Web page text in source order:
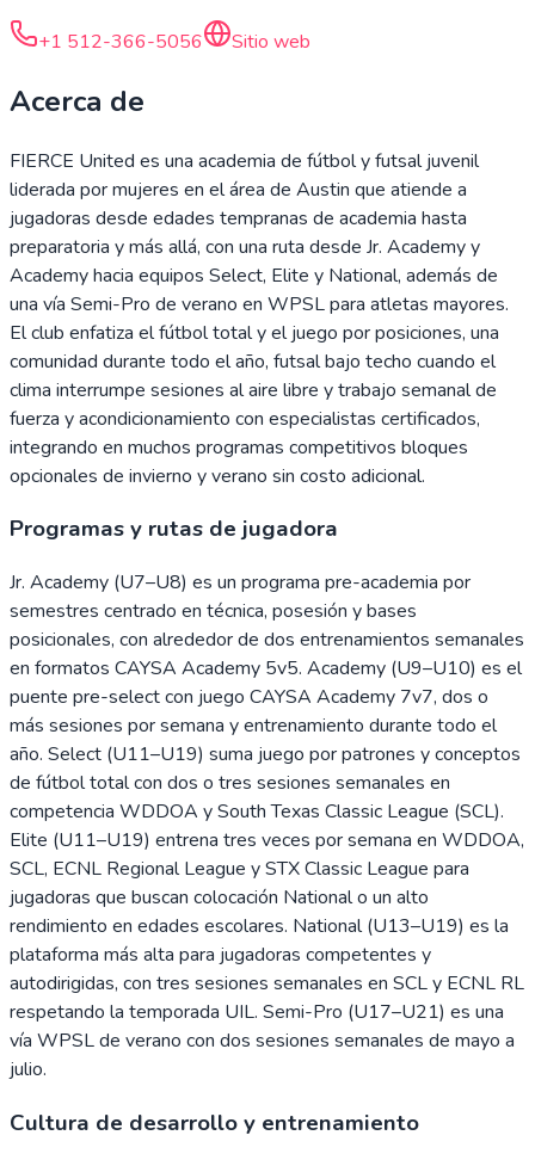
+1 512-366-5056 Sitio web
Acerca de
FIERCE United es una academia de fútbol y futsal juvenil
liderada por mujeres en el área de Austin que atiende a
jugadoras desde edades tempranas de academia hasta
preparatoria y más allá, con una ruta desde Jr. Academy y
Academy hacia equipos Select, Elite y National, además de
una vía Semi-Pro de verano en WPSL para atletas mayores.
El club enfatiza el fútbol total y el juego por posiciones, una
comunidad durante todo el año, futsal bajo techo cuando el
clima interrumpe sesiones al aire libre y trabajo semanal de
fuerza y acondicionamiento con especialistas certificados,
integrando en muchos programas competitivos bloques
opcionales de invierno y verano sin costo adicional.
Programas y rutas de jugadora
Jr. Academy (U7–U8) es un programa pre-academia por
semestres centrado en técnica, posesión y bases
posicionales, con alrededor de dos entrenamientos semanales
en formatos CAYSA Academy 5v5. Academy (U9–U10) es el
puente pre-select con juego CAYSA Academy 7v7, dos o
más sesiones por semana y entrenamiento durante todo el
año. Select (U11–U19) suma juego por patrones y conceptos
de fútbol total con dos o tres sesiones semanales en
competencia WDDOA y South Texas Classic League (SCL).
Elite (U11–U19) entrena tres veces por semana en WDDOA,
SCL, ECNL Regional League y STX Classic League para
jugadoras que buscan colocación National o un alto
rendimiento en edades escolares. National (U13–U19) es la
plataforma más alta para jugadoras competentes y
autodirigidas, con tres sesiones semanales en SCL y ECNL RL
respetando la temporada UIL. Semi-Pro (U17–U21) es una
vía WPSL de verano con dos sesiones semanales de mayo a
julio.
Cultura de desarrollo y entrenamiento